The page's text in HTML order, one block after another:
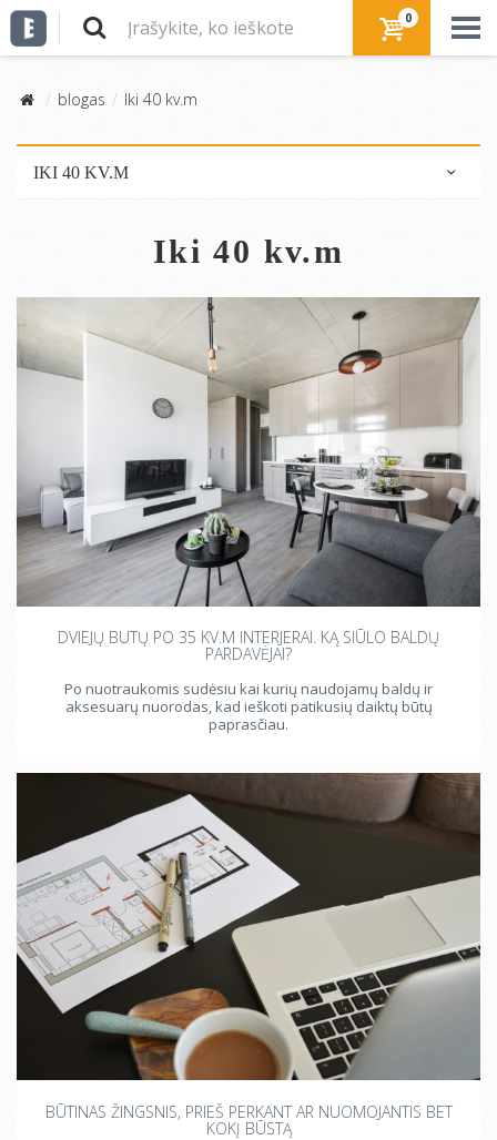
0
blogas Iki 40 kv.m
IKI 40 KV.M
Iki 40 kv.m
DVIEJŲ BUTŲ PO 35 KV.M INTERJERAI. KĄ SIŪLO BALDŲ
PARDAVĖJAI?
Po nuotraukomis sudėsiu kai kurių naudojamų baldų ir
aksesuarų nuorodas, kad ieškoti patikusių daiktų būtų
paprasčiau.
BŪTINAS ŽINGSNIS, PRIEŠ PERKANT AR NUOMOJANTIS BET
KOKĮ BŪSTĄ